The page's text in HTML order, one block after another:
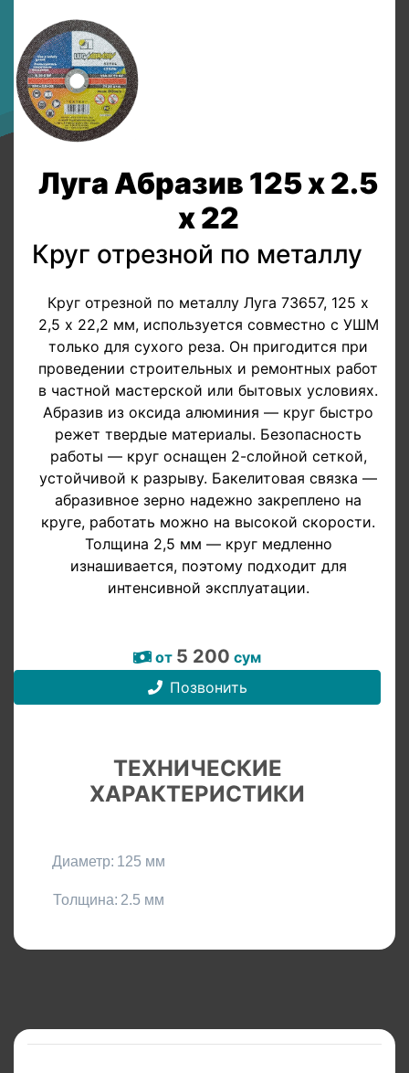
Луга Абразив 125 х 2.5
х 22
Круг отрезной по металлу
Круг отрезной по металлу Луга 73657, 125 х
2,5 х 22,2 мм, используется совместно с УШМ
только для сухого реза. Он пригодится при
проведении строительных и ремонтных работ
в частной мастерской или бытовых условиях.
Абразив из оксида алюминия — круг быстро
режет твердые материалы. Безопасность
работы — круг оснащен 2-слойной сеткой,
устойчивой к разрыву. Бакелитовая связка —
абразивное зерно надежно закреплено на
круге, работать можно на высокой скорости.
Толщина 2,5 мм — круг медленно
изнашивается, поэтому подходит для
интенсивной эксплуатации.
от 5 200 сум
Позвонить
ТЕХНИЧЕСКИЕ
ХАРАКТЕРИСТИКИ
Диаметр: 125 мм
Толщина: 2.5 мм